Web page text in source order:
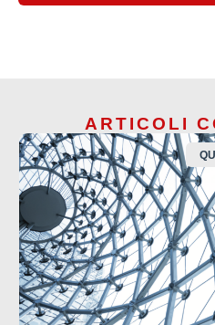
ARTICOLI